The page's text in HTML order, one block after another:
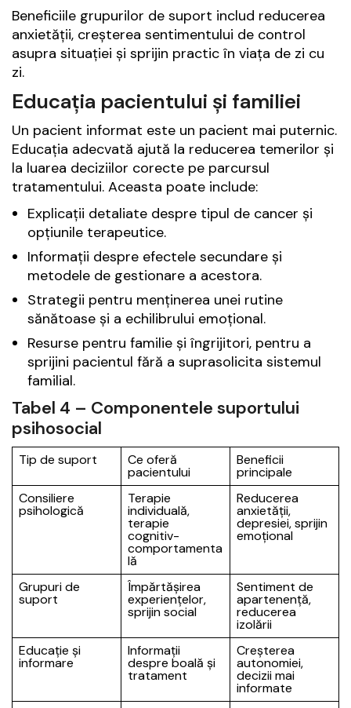
Beneficiile grupurilor de suport includ reducerea
anxietății, creșterea sentimentului de control
asupra situației și sprijin practic în viața de zi cu
zi.
Educația pacientului și familiei
Un pacient informat este un pacient mai puternic.
Educația adecvată ajută la reducerea temerilor și
la luarea deciziilor corecte pe parcursul
tratamentului. Aceasta poate include:
Explicații detaliate despre tipul de cancer și
opțiunile terapeutice.
Informații despre efectele secundare și
metodele de gestionare a acestora.
Strategii pentru menținerea unei rutine
sănătoase și a echilibrului emoțional.
Resurse pentru familie și îngrijitori, pentru a
sprijini pacientul fără a suprasolicita sistemul
familial.
Tabel 4 – Componentele suportului
psihosocial
Tip de suport Ce oferă
pacientului
Beneficii
principale
Consiliere
psihologică
Terapie
individuală,
terapie
cognitiv-
comportamenta
lă
Reducerea
anxietății,
depresiei, sprijin
emoțional
Grupuri de
suport
Împărtășirea
experiențelor,
sprijin social
Sentiment de
apartenență,
reducerea
izolării
Educație și
informare
Informații
despre boală și
tratament
Creșterea
autonomiei,
decizii mai
informate